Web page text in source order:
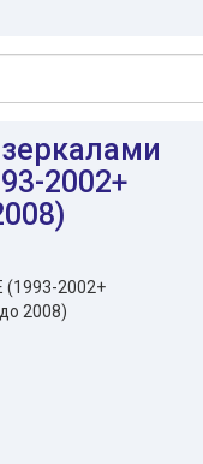
2002+
(1993-2002+
2008)